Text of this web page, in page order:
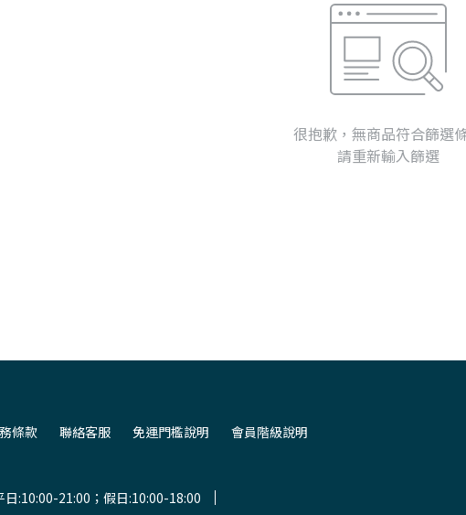
很抱歉，無商品符合篩選
請重新輸入篩選
條款 聯絡客服 免運門檻說明 會員階級說明
日:10:00-21:00；假日:10:00-18:00